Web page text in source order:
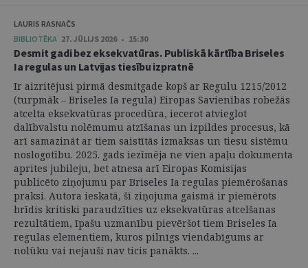
LAURIS RASNAČS
BIBLIOTĒKA 27. JŪLIJS 2026 • 15:30
Desmit gadi bez eksekvatūras. Publiskā kārtība Briseles
Ia regulas un Latvijas tiesību izpratnē
Ir aizritējusi pirmā desmitgade kopš ar Regulu 1215/2012
(turpmāk – Briseles Ia regula) Eiropas Savienības robežās
atcelta eksekvatūras procedūra, iecerot atvieglot
dalībvalstu nolēmumu atzīšanas un izpildes procesus, kā
arī samazināt ar tiem saistītās izmaksas un tiesu sistēmu
noslogotību. 2025. gads iezīmēja ne vien apaļu dokumenta
aprites jubileju, bet atnesa arī Eiropas Komisijas
publicēto ziņojumu par Briseles Ia regulas piemērošanas
praksi. Autora ieskatā, šī ziņojuma gaismā ir piemērots
brīdis kritiski paraudzīties uz eksekvatūras atcelšanas
rezultātiem, īpašu uzmanību pievēršot tiem Briseles Ia
regulas elementiem, kuros pilnīgs viendabīgums ar
nolūku vai nejauši nav ticis panākts. ...